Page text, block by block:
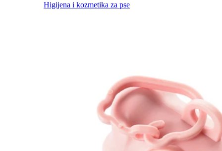
Higijena i kozmetika za pse